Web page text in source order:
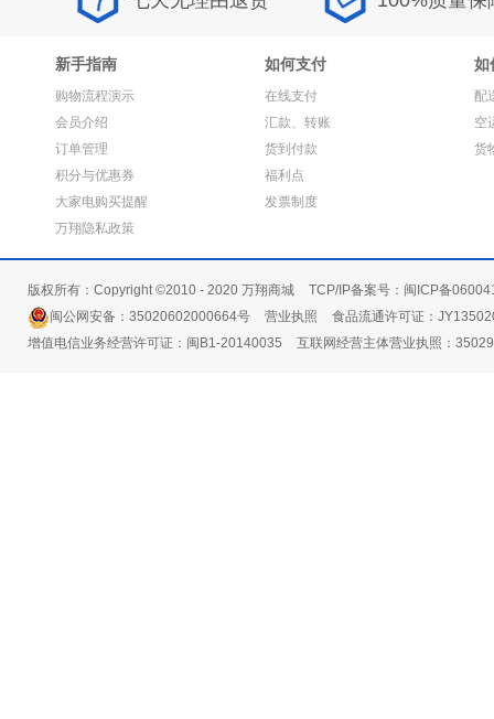
新手指南
购物流程演示
会员介绍
订单管理
积分与优惠券
大家电购买提醒
万翔隐私政策
如何支付
在线支付
汇款、转账
货到付款
福利点
发票制度
如
配
空
货
版权所有：Copyright ©2010 - 2020 万翔商城
TCP/IP备案号：闽ICP备
闽公网安备：35020602000664号
营业执照
食品流通许可证：
增值电信业务经营许可证：闽B1-20140035
互联网经营主体营业执照：